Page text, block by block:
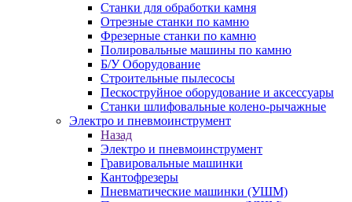
Станки для обработки камня
Отрезные станки по камню
Фрезерные станки по камню
Полировальные машины по камню
Б/У Оборудование
Строительные пылесосы
Пескоструйное оборудование и аксессуары
Станки шлифовальные колено-рычажные
Электро и пневмоинструмент
Назад
Электро и пневмоинструмент
Гравировальные машинки
Кантофрезеры
Пневматические машинки (УШМ)